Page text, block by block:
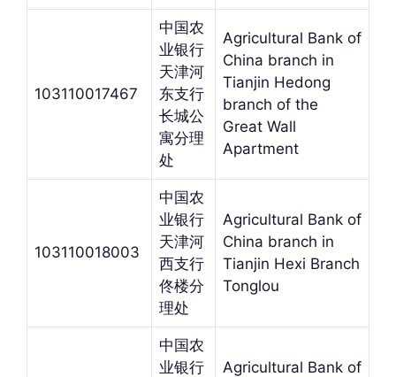
103110017467
中国农
业银行
天津河
东支行
长城公
寓分理
处
Agricultural Bank of
China branch in
Tianjin Hedong
branch of the
Great Wall
Apartment
103110018003
中国农
业银行
天津河
西支行
佟楼分
理处
Agricultural Bank of
China branch in
Tianjin Hexi Branch
Tonglou
中国农
业银行
Agricultural Bank of